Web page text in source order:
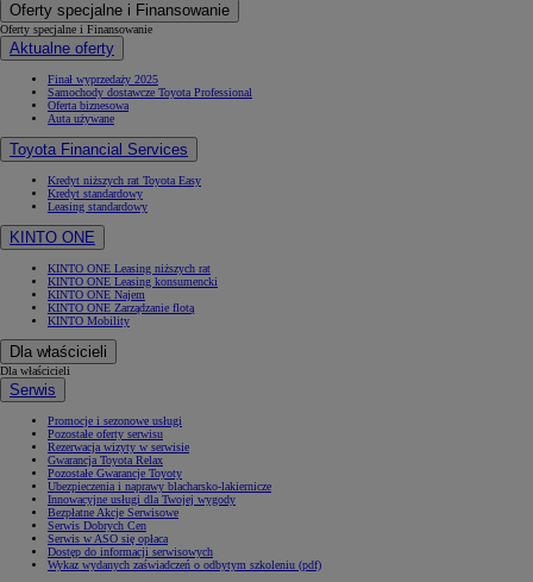
Oferty specjalne i Finansowanie
Oferty specjalne i Finansowanie
Aktualne oferty
Finał wyprzedaży 2025
Samochody dostawcze Toyota Professional
Oferta biznesowa
Auta używane
Toyota Financial Services
Kredyt niższych rat Toyota Easy
Kredyt standardowy
Leasing standardowy
KINTO ONE
KINTO ONE Leasing niższych rat
KINTO ONE Leasing konsumencki
KINTO ONE Najem
KINTO ONE Zarządzanie flotą
KINTO Mobility
Dla właścicieli
Dla właścicieli
Serwis
Promocje i sezonowe usługi
Pozostałe oferty serwisu
Rezerwacja wizyty w serwisie
Gwarancja Toyota Relax
Pozostałe Gwarancje Toyoty
Ubezpieczenia i naprawy blacharsko-lakiernicze
Innowacyjne usługi dla Twojej wygody
Bezpłatne Akcje Serwisowe
Serwis Dobrych Cen
Serwis w ASO się opłaca
Dostęp do informacji serwisowych
Wykaz wydanych zaświadczeń o odbytym szkoleniu (pdf)